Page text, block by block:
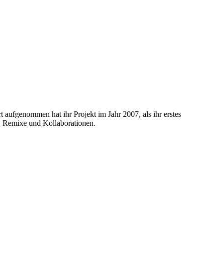
hat ihr Projekt im Jahr 2007, als ihr erstes
und Kollaborationen.